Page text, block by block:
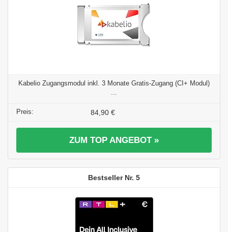
Kabelio Zugangsmodul inkl. 3 Monate Gratis-Zugang (CI+ Modul)
...
84,90 €
ZUM TOP ANGEBOT »
5